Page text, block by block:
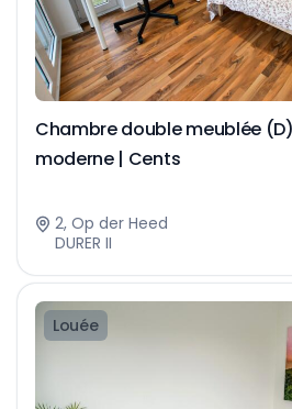
Chambre double meublée
moderne | Cents
2, Op der Heed
DURER II
Louée